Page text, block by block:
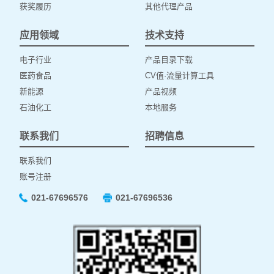
获奖履历 其他代理产品
应用领域
电子行业
医药食品
新能源
石油化工
技术支持
产品目录下载
CV值·流量计算工具
产品视频
本地服务
联系我们
联系我们
账号注册
招聘信息
021-67696576 021-67696536